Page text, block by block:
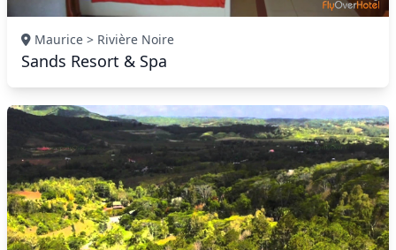
Maurice > Rivière Noire
Sands Resort & Spa